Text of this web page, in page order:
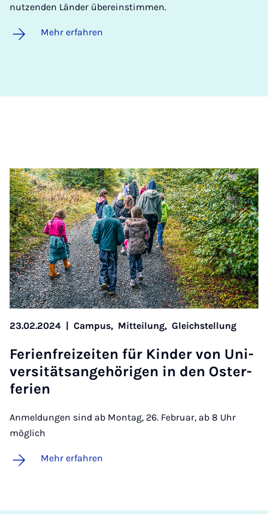
nutzenden Länder übereinstimmen.
Mehr erfahren
23.02.2024 | Campus, Mitteilung, Gleichstellung
Fe­ri­en­frei­zei­ten für Kin­der von Uni­
ver­si­täts­an­ge­hö­ri­gen in den Os­ter­
fe­ri­en
Anmeldungen sind ab Montag, 26. Februar, ab 8 Uhr
möglich
Mehr erfahren